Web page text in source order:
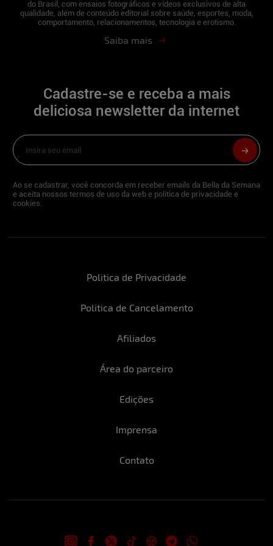
Eles é que são um grande presente pra
mim!! O carinho, e a fidelidade dos fãs do
Bella são incríveis com as modelos, eu
fico impressionada.!
para prestigiar o meu ensaio e mandarem
muitos elogios !!!
Fernanda Cardoso:
Como você costuma comemorar o Natal?
Passo o Natal sempre em família, fazemos
uma festa grande e minha família vem
O que acha mais legal nesta época do ano?
Um sinônimo para o Natal:Família, meu
Um gesto importante:Compaixão
Gratidão
Se pudesse fazer qualquer pedido ao
Papai Noel, o que pediria?Ter as pessoas
O melhor presente que recebeu:
Vinho, sem dúvidas!
Acredito que sim, tenho recebido
do Brasil, com ensaios fotográficos e vídeos exclusivos de alta
qualidade, além de conteúdo editorial sobre saúde, esportes, moda,
comportamento, relacionamentos, tecnologia e erotismo.
Saiba mais
Politica de Privacidade
Politica de Cancelamento
Afiliados
Área do parceiro
Edições
Imprensa
Contato
Cadastre-se e receba a mais
deliciosa newsletter da internet
Ao se cadastrar, você concorda em receber emails da Bella da Semana
e aceita nossos termos de uso da web e política de privacidade e
cookies.